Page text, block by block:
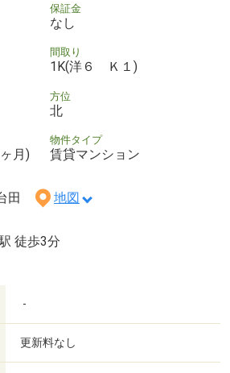
保証金
なし
間取り
1K(洋６ Ｋ１)
方位
北
月)
物件タイプ
賃貸マンション
田 地図
徒歩3分
-
更新料なし